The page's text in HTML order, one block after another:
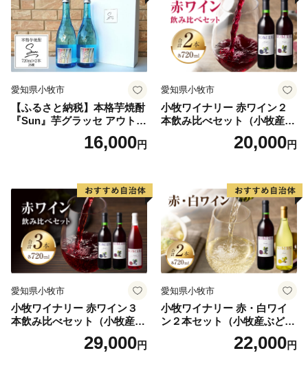
【久慈市最新情報！】
【★お願い★】
ださい！
各お礼の品ページの「感想を投稿する」から投稿でき
感想を投稿することで、お礼の品提供事業者や久慈市
【お礼の品発送時のご連絡について】
お礼の品発送時に、お申込みメールアドレスへ配送内
容のメールを送付致します。（自動配信）
【各種書類の送付時期について】
「寄附金受領証明書」 ⇒ ご寄附翌日～3日以内
（土日祝含む）に郵送いたします。
「ワンストップ特例申請書」 ⇒ お申込時に申請書
をご希望された場合、寄附金受領証明書と同封で郵送い
愛知県小牧市
【ふるさと納税】本格芋焼酎
『Sun』芋グラッセ アウトド
ア ソロキャンプ ベランピン
グ 巣ごもり 就労支援16,000円
愛知県小牧市
小牧ワイナリー 赤ワイン２
本飲み比べセット（小牧産ぶ
どう100％使用）20,000円
愛知県小牧市
小牧ワイナリー 赤ワイン３
本飲み比べセット（小牧産ぶ
どう100％使用）29,000円
愛知県小牧市
小牧ワイナリー 赤・白ワイ
ン２本セット（小牧産ぶどう
22,000円